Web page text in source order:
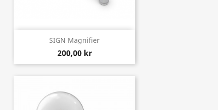
SIGN Magnifier
200,00 kr